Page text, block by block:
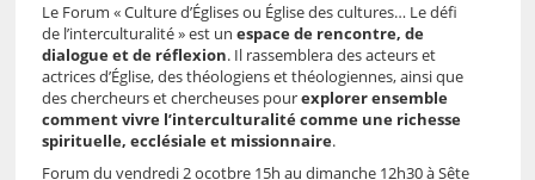
Le Forum « Culture d’Églises ou Église des cultures… Le défi
de l’interculturalité » est un espace de rencontre, de
dialogue et de réflexion. Il rassemblera des acteurs et
actrices d’Église, des théologiens et théologiennes, ainsi que
des chercheurs et chercheuses pourexplorer ensemble
comment vivre l’interculturalité comme une richesse
spirituelle, ecclésiale et missionnaire.
Forum du vendredi 2 ocotbre 15h au dimanche 12h30 à Sête